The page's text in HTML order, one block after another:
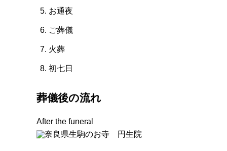
お通夜
ご葬儀
火葬
初七日
葬儀後の流れ
After the funeral